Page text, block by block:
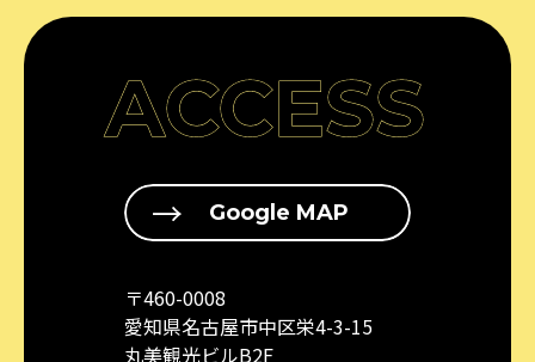
ACCESS
Google MAP
〒460-0008
愛知県名古屋市中区栄4-3-15
丸美観光ビルB2F